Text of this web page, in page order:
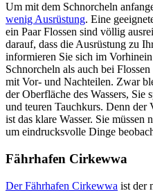
Um mit dem Schnorcheln
wenig Ausrüstung. Eine
ein Paar Flossen sind völlig
darauf, dass die Ausrüstung zu
informieren Sie sich im
Schnorcheln als auch bei
mit Vor- und Nachteilen. Zwar
der Oberfläche des Wassers, Sie
und teuren Tauchkurs. Denn der
ist das klare Wasser. Sie
um eindrucksvolle Dinge
Fährhafen Cirkewwa
Der Fährhafen Cirkewwa ist der